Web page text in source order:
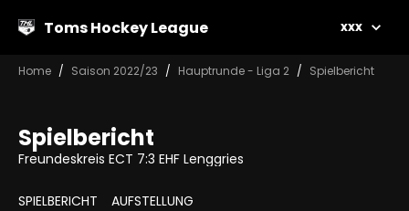
Toms Hockey League xxx
Home Saison 2022/23 Hauptrunde - Liga 2 Spielbericht
Spielbericht
Freundeskreis ECT 7:3 EHF Lenggries
SPIELBERICHT AUFSTELLUNG